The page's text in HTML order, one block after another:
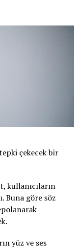
çekecek bir
kullanıcıların
Buna göre söz
yüz ve ses